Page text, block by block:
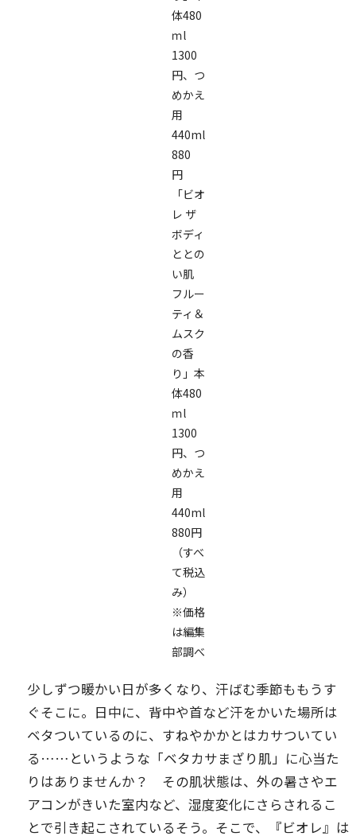
体480
ｍl
1300
円、つ
めかえ
用
440ml
880
円
「ビオ
レ ザ
ボディ
ととの
い肌
フルー
ティ＆
ムスク
の香
り」本
体480
ｍl
1300
円、つ
めかえ
用
440ml
880円
（すべ
て税込
み）
※価格
は編集
部調べ
少しずつ暖かい日が多くなり、汗ばむ季節ももうす
ぐそこに。日中に、背中や首など汗をかいた場所は
ベタついているのに、すねやかかとはカサついてい
る……というような「ベタカサまざり肌」に心当た
りはありませんか？ その肌状態は、外の暑さやエ
アコンがきいた室内など、湿度変化にさらされるこ
とで引き起こされているそう。そこで、『ビオレ』は